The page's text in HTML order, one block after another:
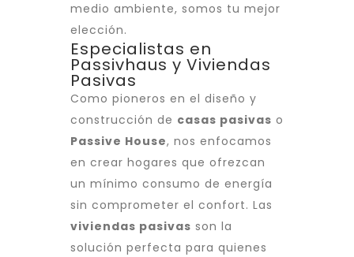
medio ambiente, somos tu mejor
elección.
Especialistas en
Passivhaus y Viviendas
Pasivas
Como pioneros en el diseño y
construcción de casas pasivas o
Passive House, nos enfocamos
en crear hogares que ofrezcan
un mínimo consumo de energía
sin comprometer el confort. Las
viviendas pasivas son la
solución perfecta para quienes